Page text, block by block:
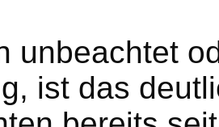
unbeachtet
ist das